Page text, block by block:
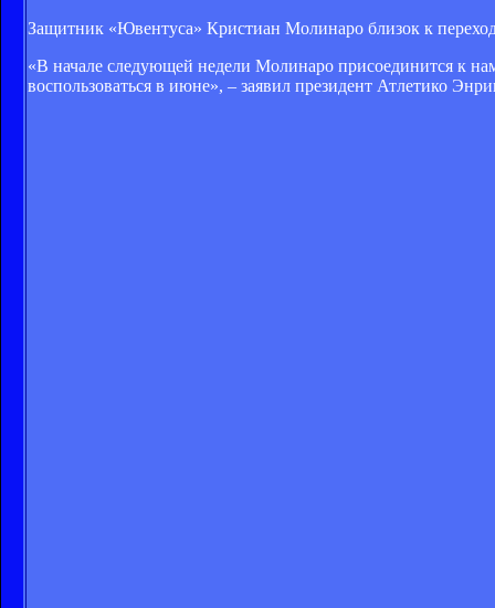
Защитник «Ювентуса» Кристиан Молинаро близок к
«В начале следующей недели Молинаро присоединится к
воспользоваться в июне», – заявил президент Атлетико